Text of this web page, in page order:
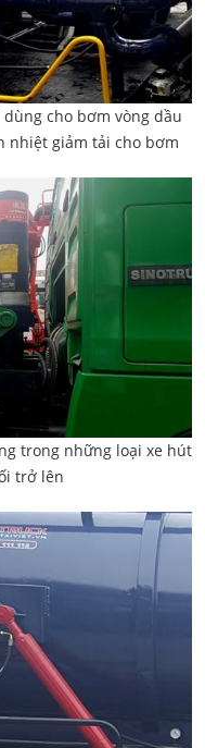
cho bơm vòng dầu
nhiệt giảm tải cho bơm
trong những loại xe hút
trở lên